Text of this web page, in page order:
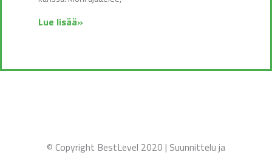
Lue lisää»
©️ Copyright BestLevel 2020 | Suunnittelu ja